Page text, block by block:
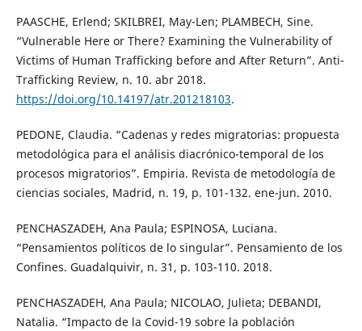
PAASCHE, Erlend; SKILBREI, May-Len; PLAMBECH, Sine.
“Vulnerable Here or There? Examining the Vulnerability of
Victims of Human Trafficking before and After Return”. Anti-
Trafficking Review, n. 10. abr 2018.
https://doi.org/10.14197/atr.201218103.
PEDONE, Claudia. “Cadenas y redes migratorias: propuesta
metodológica para el análisis diacrónico-temporal de los
procesos migratorios”. Empiria. Revista de metodología de
ciencias sociales, Madrid, n. 19, p. 101-132. ene-jun. 2010.
PENCHASZADEH, Ana Paula; ESPINOSA, Luciana.
“Pensamientos políticos de lo singular”. Pensamiento de los
Confines. Guadalquivir, n. 31, p. 103-110. 2018.
PENCHASZADEH, Ana Paula; NICOLAO, Julieta; DEBANDI,
Natalia. “Impacto de la Covid-19 sobre la población